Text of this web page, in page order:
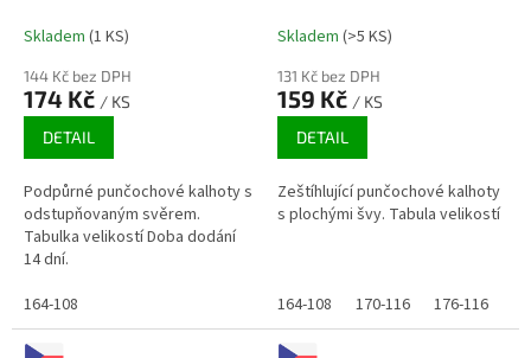
Skladem (1 KS)
144 Kč bez DPH
174 Kč / KS
DETAIL
Podpůrné punčochové kalhoty s
odstupňovaným svěrem.
Tabulka velikostí Doba dodání
14 dní.
164-108
Skladem (>5 KS)
131 Kč bez DPH
159 Kč / KS
DETAIL
Zeštíhlující punčochové kalhoty
s plochými švy. Tabula velikostí
164-108 170-116 176-116